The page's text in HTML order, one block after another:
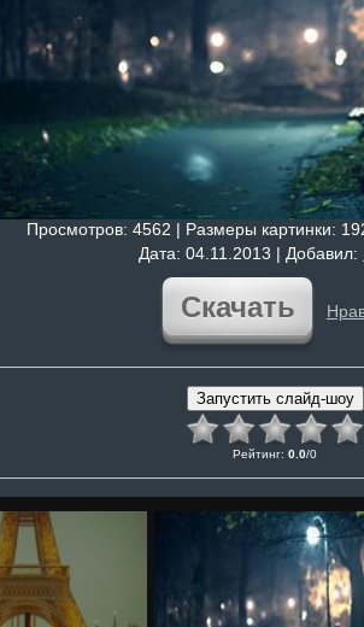
Просмотров: 4562 | Размеры картинки:
Дата: 04.11.2013 | Добавил:
Скачать
Рейтинг: 0.0/0